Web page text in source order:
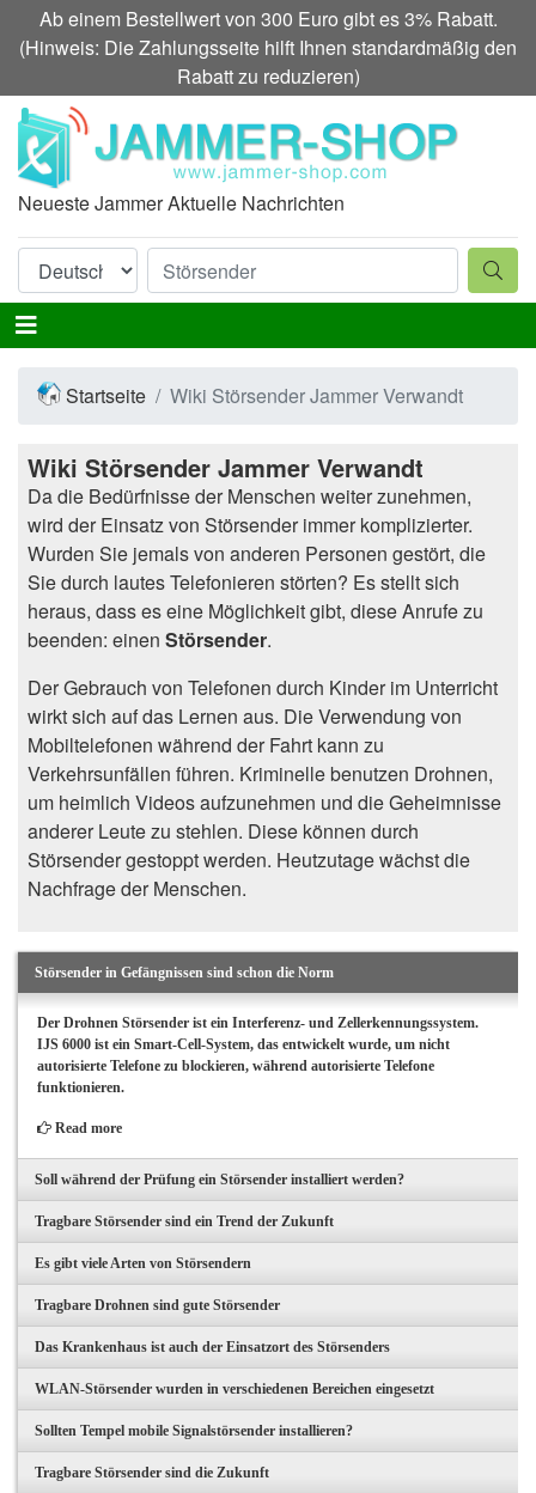
Ab einem Bestellwert von 300 Euro gibt es 3% Rabatt.
(Hinweis: Die Zahlungsseite hilft Ihnen standardmäßig den
Rabatt zu reduzieren)
Neueste Jammer Aktuelle Nachrichten
Startseite Wiki Störsender Jammer Verwandt
Wiki Störsender Jammer Verwandt
Da die Bedürfnisse der Menschen weiter zunehmen,
wird der Einsatz von Störsender immer komplizierter.
Wurden Sie jemals von anderen Personen gestört, die
Sie durch lautes Telefonieren störten? Es stellt sich
heraus, dass es eine Möglichkeit gibt, diese Anrufe zu
beenden: einen Störsender.
Der Gebrauch von Telefonen durch Kinder im Unterricht
wirkt sich auf das Lernen aus. Die Verwendung von
Mobiltelefonen während der Fahrt kann zu
Verkehrsunfällen führen. Kriminelle benutzen Drohnen,
um heimlich Videos aufzunehmen und die Geheimnisse
anderer Leute zu stehlen. Diese können durch
Störsender gestoppt werden. Heutzutage wächst die
Nachfrage der Menschen.
Störsender in Gefängnissen sind schon die Norm
Der Drohnen Störsender ist ein Interferenz- und Zellerkennungssystem.
IJS 6000 ist ein Smart-Cell-System, das entwickelt wurde, um nicht
autorisierte Telefone zu blockieren, während autorisierte Telefone
funktionieren.
Read more
Soll während der Prüfung ein Störsender installiert werden?
Tragbare Störsender sind ein Trend der Zukunft
Es gibt viele Arten von Störsendern
Tragbare Drohnen sind gute Störsender
Das Krankenhaus ist auch der Einsatzort des Störsenders
WLAN-Störsender wurden in verschiedenen Bereichen eingesetzt
Sollten Tempel mobile Signalstörsender installieren?
Tragbare Störsender sind die Zukunft